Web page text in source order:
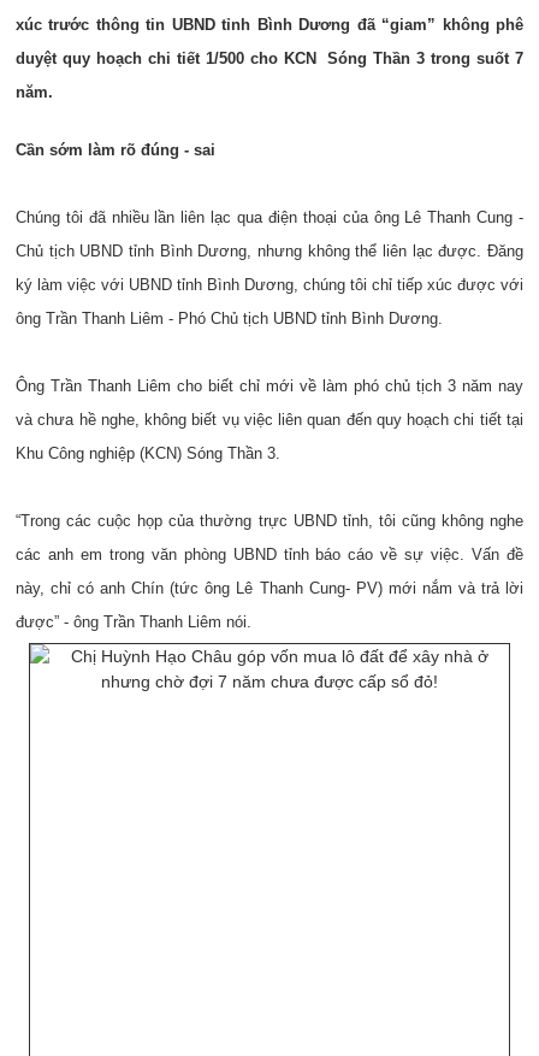
xúc trước thông tin UBND tỉnh Bình Dương đã “giam” không phê
duyệt quy hoạch chi tiết 1/500 cho KCN Sóng Thần 3 trong suốt 7
năm.
Cần sớm làm rõ đúng - sai
Chúng tôi đã nhiều lần liên lạc qua điện thoại của ông Lê Thanh Cung -
Chủ tịch UBND tỉnh Bình Dương, nhưng không thể liên lạc được. Đăng
ký làm việc với UBND tỉnh Bình Dương, chúng tôi chỉ tiếp xúc được với
ông Trần Thanh Liêm - Phó Chủ tịch UBND tỉnh Bình Dương.
Ông Trần Thanh Liêm cho biết chỉ mới về làm phó chủ tịch 3 năm nay
và chưa hề nghe, không biết vụ việc liên quan đến quy hoạch chi tiết tại
Khu Công nghiệp (KCN) Sóng Thần 3.
“Trong các cuộc họp của thường trực UBND tỉnh, tôi cũng không nghe
các anh em trong văn phòng UBND tỉnh báo cáo về sự việc. Vấn đề
này, chỉ có anh Chín (tức ông Lê Thanh Cung- PV) mới nắm và trả lời
được” - ông Trần Thanh Liêm nói.